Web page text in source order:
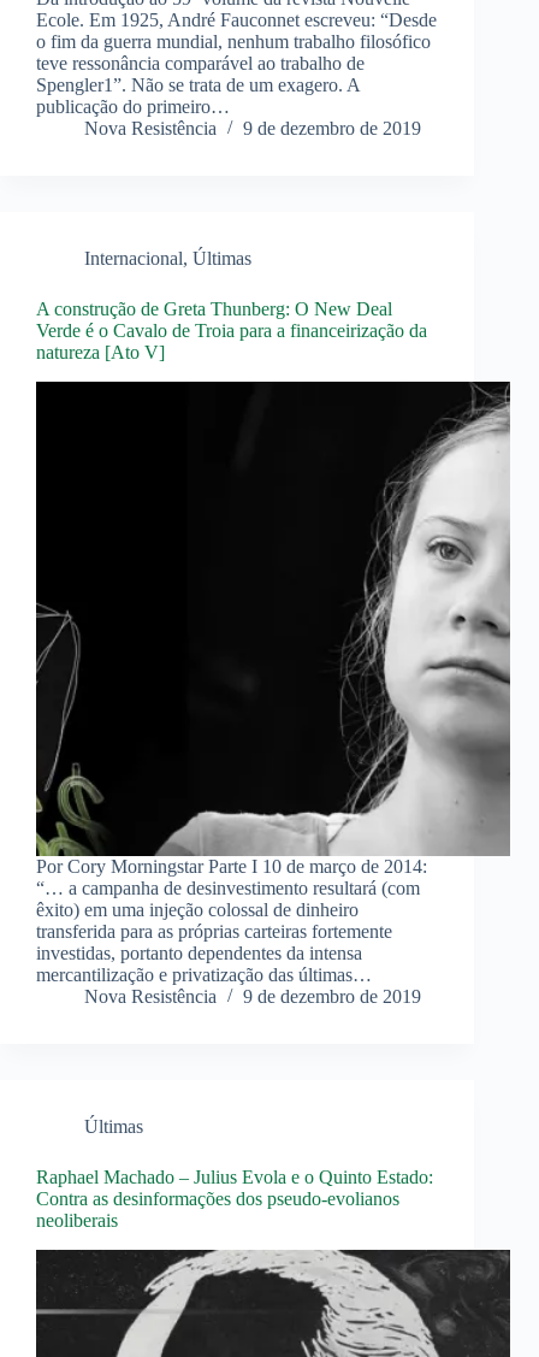
Ecole. Em 1925, André Fauconnet escreveu: “Desde
o fim da guerra mundial, nenhum trabalho filosófico
teve ressonância comparável ao trabalho de
Spengler1”. Não se trata de um exagero. A
publicação do primeiro…
Nova Resistência
9 de dezembro de 2019
Internacional, Últimas
A construção de Greta Thunberg: O New Deal
Verde é o Cavalo de Troia para a financeirização da
natureza [Ato V]
Por Cory Morningstar Parte I 10 de março de 2014:
“… a campanha de desinvestimento resultará (com
êxito) em uma injeção colossal de dinheiro
transferida para as próprias carteiras fortemente
investidas, portanto dependentes da intensa
mercantilização e privatização das últimas…
Nova Resistência
9 de dezembro de 2019
Últimas
Raphael Machado – Julius Evola e o Quinto Estado:
Contra as desinformações dos pseudo-evolianos
neoliberais